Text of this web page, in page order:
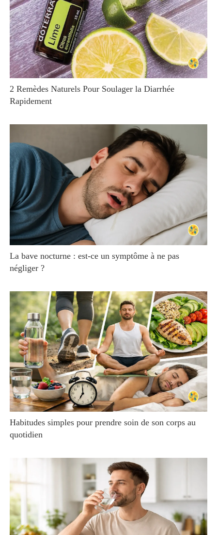
2 Remèdes Naturels Pour Soulager la Diarrhée
Rapidement
La bave nocturne : est-ce un symptôme à ne pas
négliger ?
Habitudes simples pour prendre soin de son corps au
quotidien